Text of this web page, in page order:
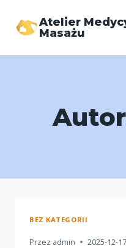
Atelier
Masażu
BEZ KATEGORII
Przez admin 2025-12-17